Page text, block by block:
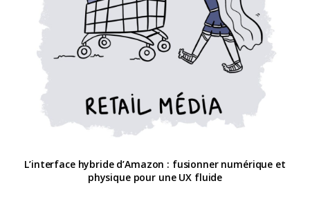
L’interface hybride d’Amazon : fusionner numérique et
physique pour une UX fluide